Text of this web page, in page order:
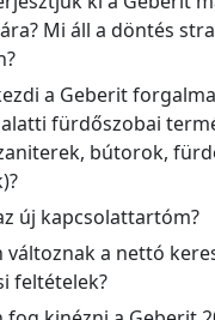
Mi áll a döntés
a Geberit
fürdőszobai
bútorok,
új kapcsolattartóm?
változnak a nettó
feltételek?